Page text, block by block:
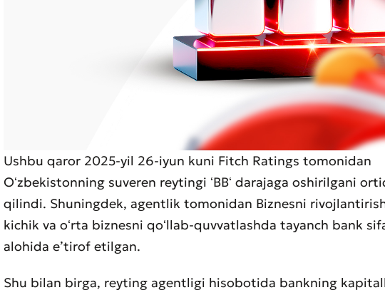
Murojaat qoldirish
Ushbu qaror 2025-yil 26-iyun kuni Fitch Ratings tomonidan
Oʻzbekistonning suveren reytingi ʻBBʻ darajaga oshirilgani
qilindi. Shuningdek, agentlik tomonidan Biznesni
kichik va oʻrta biznesni qoʻllab-quvvatlashda tayanch bank
alohida eʼtirof etilgan.
Shu bilan birga, reyting agentligi hisobotida bankning